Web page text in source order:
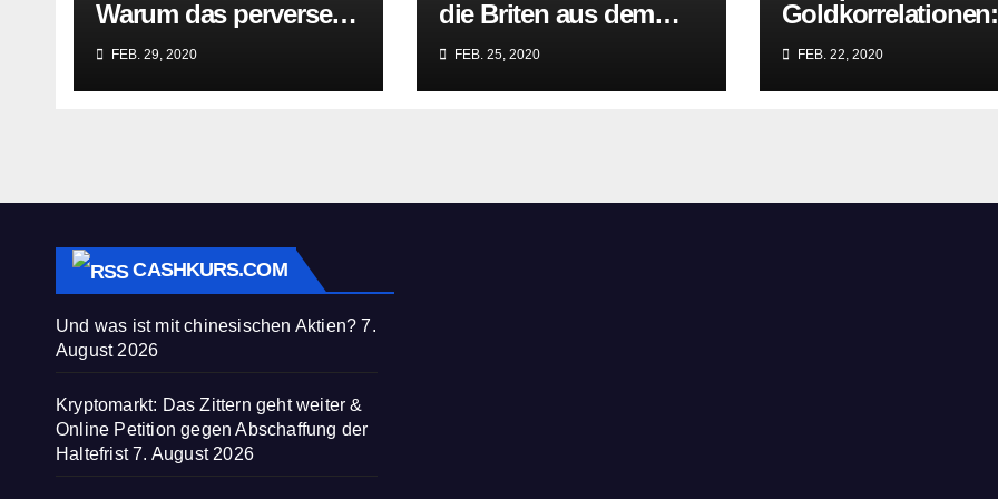
Warum das perverse
Lügengebäude der
Sozialisten in sich
zusammenbricht!
FEB. 29, 2020
die Briten aus dem
Würgegriff der
parasitären EU-Mafia
befreien?
FEB. 25, 2020
Goldkorrelationen:
Warum man die
Goldpreisanalyse
besser Profis
FEB. 22, 2020
CASHKURS.COM
Und was ist mit chinesischen Aktien? 7.
August 2026
Kryptomarkt: Das Zittern geht weiter &
Online Petition gegen Abschaffung der
Haltefrist 7. August 2026